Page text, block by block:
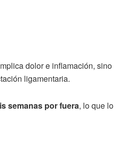
dolor e inflamación, sino
ligamentaria.
semanas por fuera, lo que lo